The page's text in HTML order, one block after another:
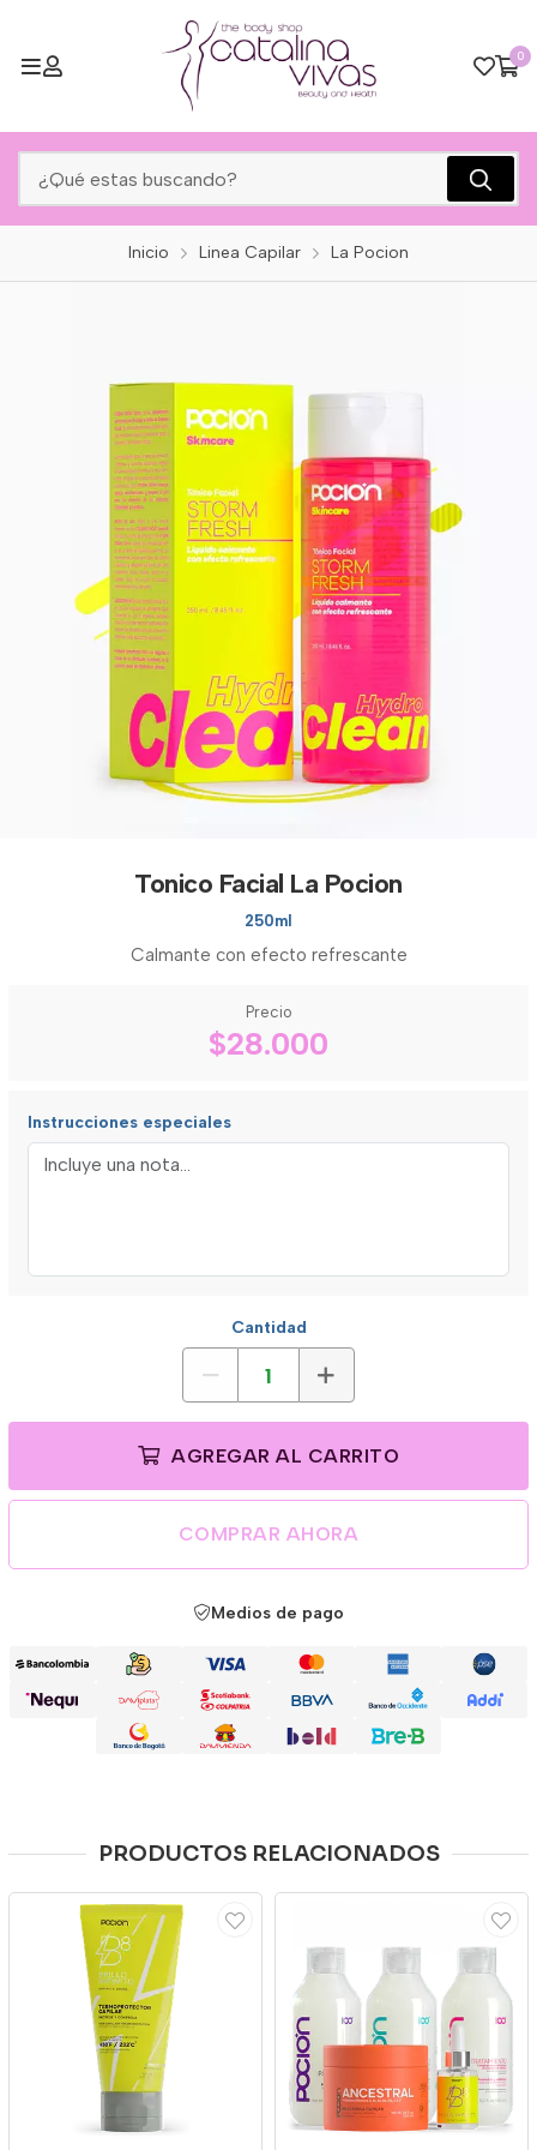
0
Inicio Linea Capilar La Pocion
Tonico Facial La Pocion
250ml
Calmante con efecto refrescante
Precio
$28.000
Instrucciones especiales
Cantidad
AGREGAR AL CARRITO
COMPRAR AHORA
Medios de pago
PRODUCTOS RELACIONADOS